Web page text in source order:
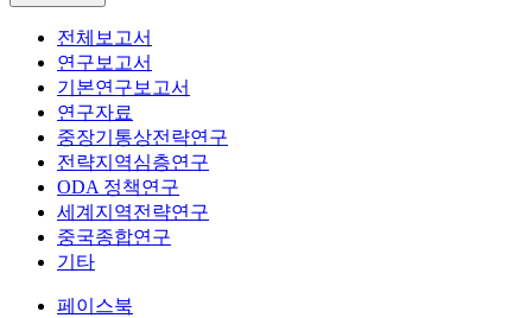
전체보고서
연구보고서
기본연구보고서
연구자료
중장기통상전략연구
전략지역심층연구
ODA 정책연구
세계지역전략연구
중국종합연구
기타
페이스북